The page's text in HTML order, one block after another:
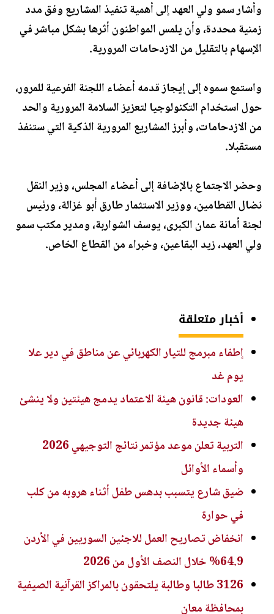
وأشار سمو ولي العهد إلى أهمية تنفيذ المشاريع وفق مدد
زمنية محددة، وأن يلمس المواطنون أثرها بشكل مباشر في
الإسهام بالتقليل من الازدحامات المرورية.
واستمع سموه إلى إيجاز قدمه أعضاء اللجنة الفرعية للمرور،
حول استخدام التكنولوجيا لتعزيز السلامة المرورية والحد
من الازدحامات، وأبرز المشاريع المرورية الذكية التي ستنفذ
مستقبلا.
وحضر الاجتماع بالإضافة إلى أعضاء المجلس، وزير النقل
نضال القطامين، ووزير الاستثمار طارق أبو غزالة، ورئيس
لجنة أمانة عمان الكبرى، يوسف الشواربة، ومدير مكتب سمو
ولي العهد، زيد البقاعين، وخبراء من القطاع الخاص.
أخبار متعلقة
إطفاء مبرمج للتيار الكهربائي عن مناطق في دير علا
يوم غد
العودات: قانون هيئة الاعتماد يدمج هيئتين ولا ينشئ
هيئة جديدة
التربية تعلن موعد مؤتمر نتائج التوجيهي 2026
وأسماء الأوائل
ضيق شارع يتسبب بدهس طفل أثناء هروبه من كلب
في حوارة
انخفاض تصاريح العمل للاجئين السوريين في الأردن
64.9% خلال النصف الأول من 2026
3126 طالبا وطالبة يلتحقون بالمراكز القرآنية الصيفية
بمحافظة معان